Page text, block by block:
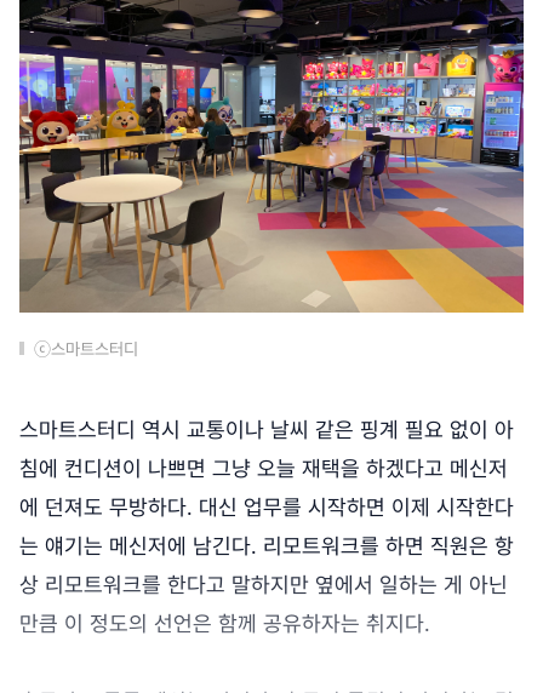
ⓒ스마트스터디
스마트스터디 역시 교통이나 날씨 같은 핑계 필요 없이 아
침에 컨디션이 나쁘면 그냥 오늘 재택을 하겠다고 메신저
에 던져도 무방하다. 대신 업무를 시작하면 이제 시작한다
는 얘기는 메신저에 남긴다. 리모트워크를 하면 직원은 항
상 리모트워크를 한다고 말하지만 옆에서 일하는 게 아닌
만큼 이 정도의 선언은 함께 공유하자는 취지다.